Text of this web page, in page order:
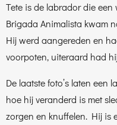
Tete is de labrador die
Brigada Animalista kwam
Hij werd aangereden en
voorpoten, uiteraard had
De laatste foto’s laten een
hoe hij veranderd is met
zorgen en knuffelen. Hij is